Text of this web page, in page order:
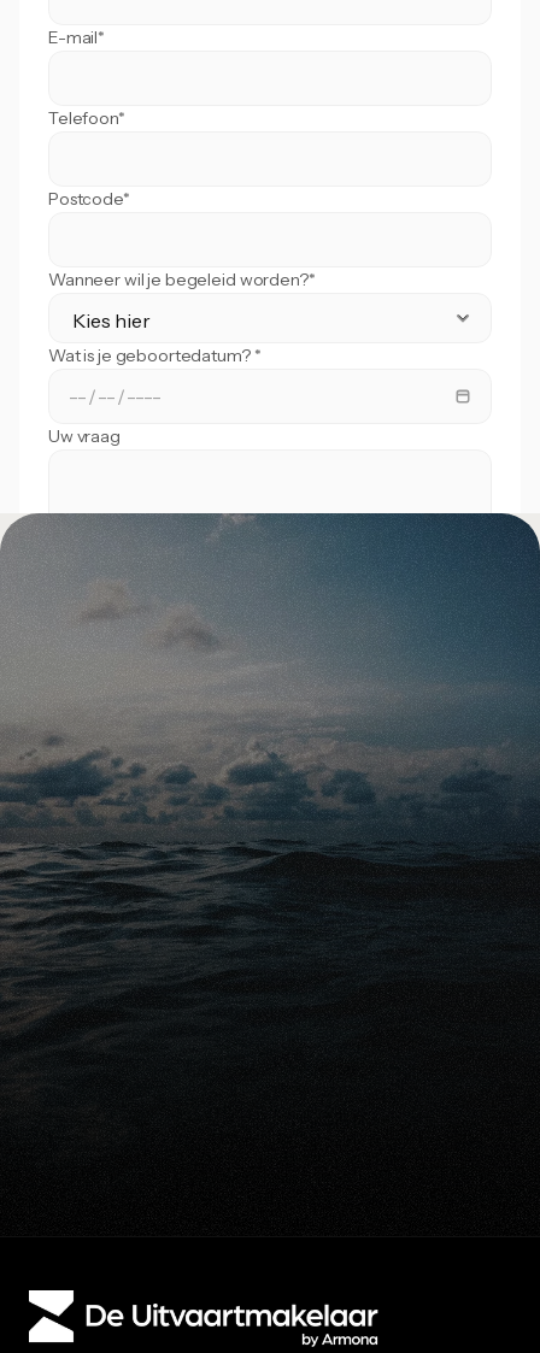
E-mail*
Telefoon*
Postcode*
Wanneer wil je begeleid worden?*
Wat is je geboortedatum? *
Uw vraag
Versturen
Gratis advies
Klaar om uw nabestaanden
financieel te beschermen?
Gratis vergelijking aanvragen
Praat met een expert